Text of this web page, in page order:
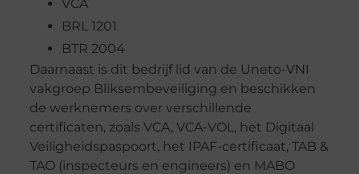
VCA
BRL 1201
BTR 2004
Daarnaast is dit bedrijf lid van de Uneto-VNI
vakgroep Bliksembeveiliging en beschikken
de werknemers over verschillende
certificaten, zoals VCA, VCA-VOL, het Digitaal
Veiligheidspaspoort, het IPAF-certificaat, TAB &
TAO (inspecteurs en engineers) en MABO